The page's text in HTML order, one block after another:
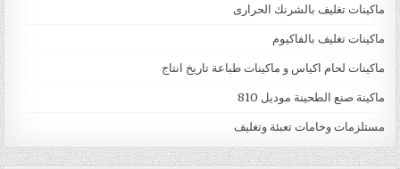
ماكينات تغليف بالشرنك الحرارى
ماكينات تغليف بالفاكيوم
ماكينات لحام اكياس و ماكينات طباعة تاريخ انتاج
ماكينة صنع الطحينة موديل 810
مستلزمات وخامات تعبئة وتغليف